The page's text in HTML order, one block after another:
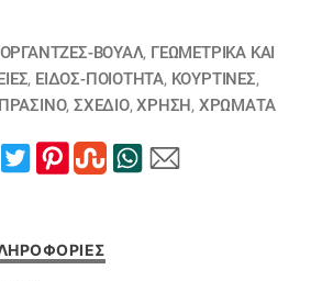
τετράγωνα
10101227
ποσότητα
ΒΟΥΆΛ, ΓΕΩΜΕΤΡΙΚΆ ΚΑΙ
, ΕΙΔΟΣ-ΠΟΙΟΤΗΤΑ, ΚΟΥΡΤΊΝΕΣ,
ΠΡΑΣΙΝΟ, ΣΧΕΔΙΟ,ΧΡΗΣΗ, ΧΡΏΜΑΤΑ